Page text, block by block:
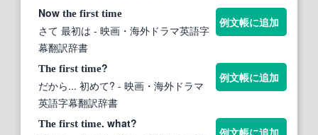
Now the first time
さて 最初は - 映画・海外ドラマ英語字
幕翻訳辞書
例文帳に追加
The first time?
だから... 初めて? - 映画・海外ドラマ
英語字幕翻訳辞書
例文帳に追加
The first time. what?
例文帳に追加